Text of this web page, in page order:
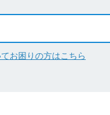
お困りの方はこちら